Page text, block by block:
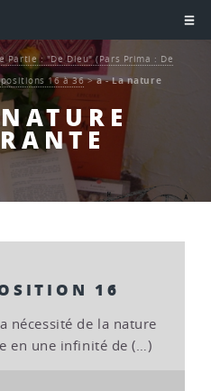
Partie : "De Dieu" (Pars Prima : De
16 à 36>a - La nature
16
nécessité de la nature
en une infinité de (…)